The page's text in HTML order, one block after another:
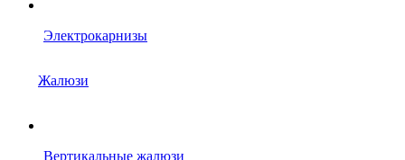
Электрокарнизы
Жалюзи
Вертикальные жалюзи